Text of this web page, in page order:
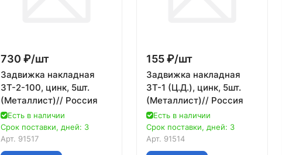
730 ₽/шт
Задвижка накладная
ЗТ-2-100, цинк, 5шт.
(Металлист)// Россия
Есть в наличии
Срок поставки, дней: 3
Арт. 91517
155 ₽/шт
Задвижка накладная
ЗТ-1 (Ц.Д.), цинк, 5шт.
(Металлист)// Россия
Есть в наличии
Срок поставки, дней: 3
Арт. 91514